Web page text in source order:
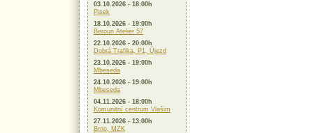
03.10.2026 - 18:00h
Pisek
18.10.2026 - 19:00h
Beroun Atelier 57
22.10.2026 - 20:00h
Dobrá Trafika, P1, Újezd
23.10.2026 - 19:00h
Mbeseda
24.10.2026 - 19:00h
Mbeseda
04.11.2026 - 18:00h
Komunitní centrum Vlašim
27.11.2026 - 13:00h
Brno, MZK